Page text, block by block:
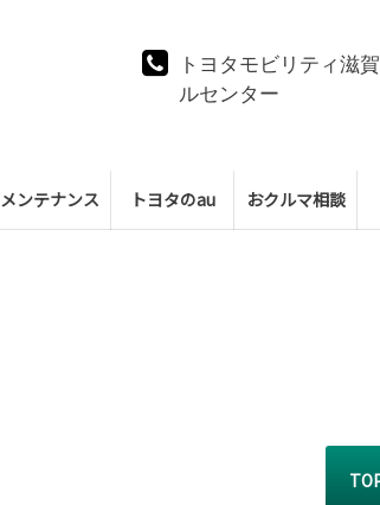
トヨタモビリティ滋
ルセンター
メンテナンス トヨタのau おクルマ相談